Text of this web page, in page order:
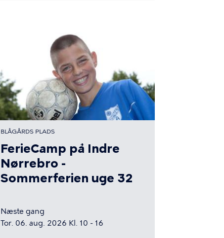
BLÅGÅRDS PLADS
FerieCamp på Indre
Nørrebro -
Sommerferien uge 32
Næste gang
Tor. 06. aug. 2026 Kl. 10 - 16